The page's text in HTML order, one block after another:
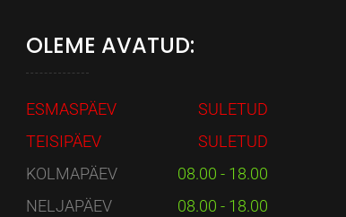
OLEME AVATUD:
ESMASPÄEV
SULETUD
TEISIPÄEV
SULETUD
KOLMAPÄEV
08.00 - 18.00
NELJAPÄEV
08.00 - 18.00